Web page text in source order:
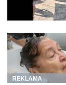
REKLAMA